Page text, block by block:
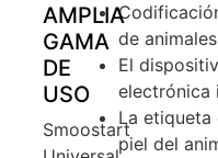
de animales
El
electrónica
La
piel del
AMPLIA
GAMA
DE
USO
Smoostart